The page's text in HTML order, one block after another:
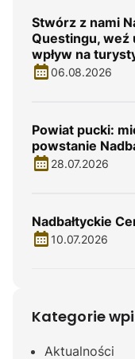
Stwórz z nami
Questingu, weź
wpływ na
06.08.2026
Powiat pucki:
powstanie
28.07.2026
Nadbałtyckie
10.07.2026
Kategorie
Aktualności